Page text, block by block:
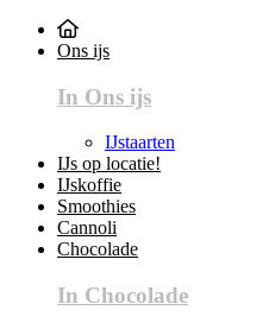
Ons ijs
In Ons ijs
IJstaarten
IJs op locatie!
IJskoffie
Smoothies
Cannoli
Chocolade
In Chocolade